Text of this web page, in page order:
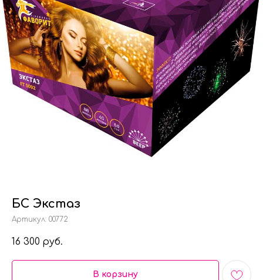
БС Экстаз
Артикул: 00772
16 300 руб.
В корзину